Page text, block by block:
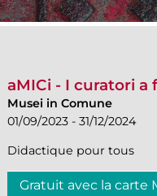
aMICi - I curatori
Musei in Comune
01/09/2023 - 31/12/2024
Didactique pour tous
Gratuit avec la carte